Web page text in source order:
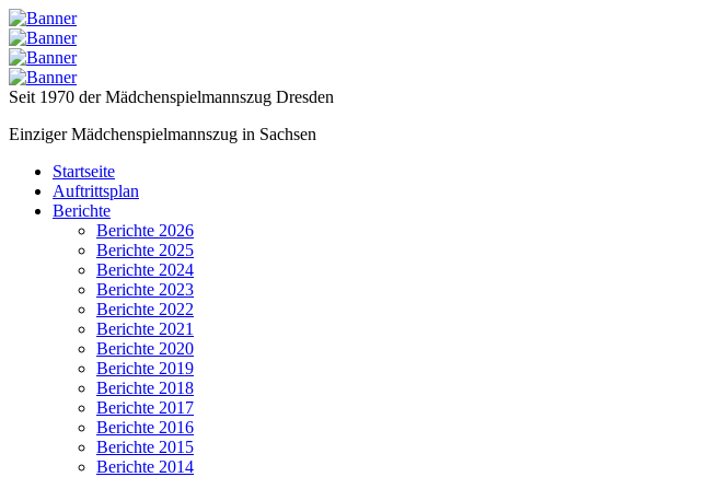
Seit 1970 der Mädchenspielmannszug Dresden
Einziger Mädchenspielmannszug in Sachsen
Startseite
Auftrittsplan
Berichte
Berichte 2026
Berichte 2025
Berichte 2024
Berichte 2023
Berichte 2022
Berichte 2021
Berichte 2020
Berichte 2019
Berichte 2018
Berichte 2017
Berichte 2016
Berichte 2015
Berichte 2014